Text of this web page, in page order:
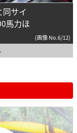
サイ
馬力ほ
(画像 No.6/12)